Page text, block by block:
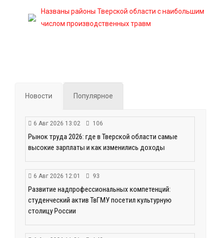
Названы районы Тверской области с наибольшим
числом производственных травм
Новости Популярное
6 Авг 2026 13:02 106
Рынок труда 2026: где в Тверской области самые
высокие зарплаты и как изменились доходы
6 Авг 2026 12:01 93
Развитие надпрофессиональных компетенций:
студенческий актив ТвГМУ посетил культурную
столицу России